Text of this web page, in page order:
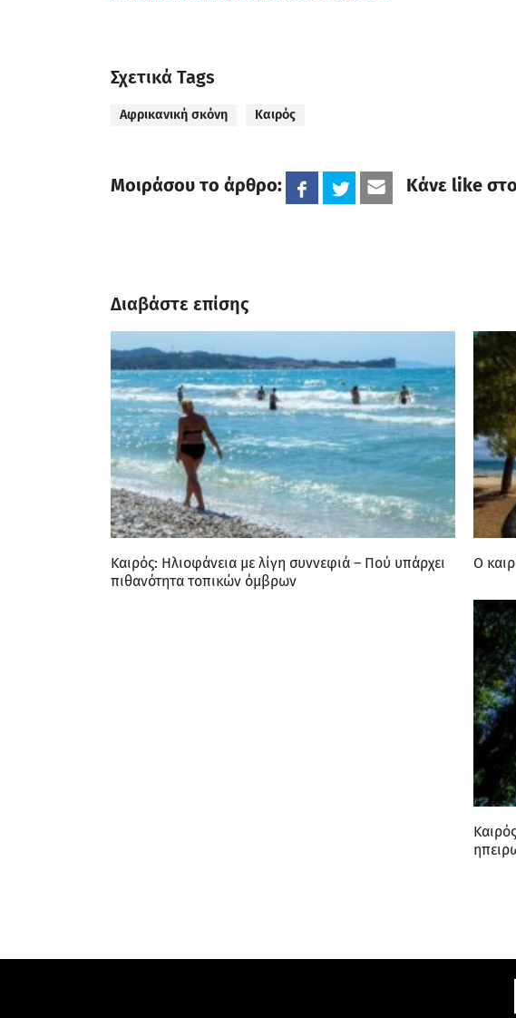
Σχετικά Tags
Αφρικανική σκόνη Καιρός
Μοιράσου το άρθρο: Κάνε like
Διαβάστε επίσης
Καιρός: Ηλιοφάνεια με λίγη συννεφιά – Πού υπάρχει
πιθανότητα τοπικών όμβρων
Ο